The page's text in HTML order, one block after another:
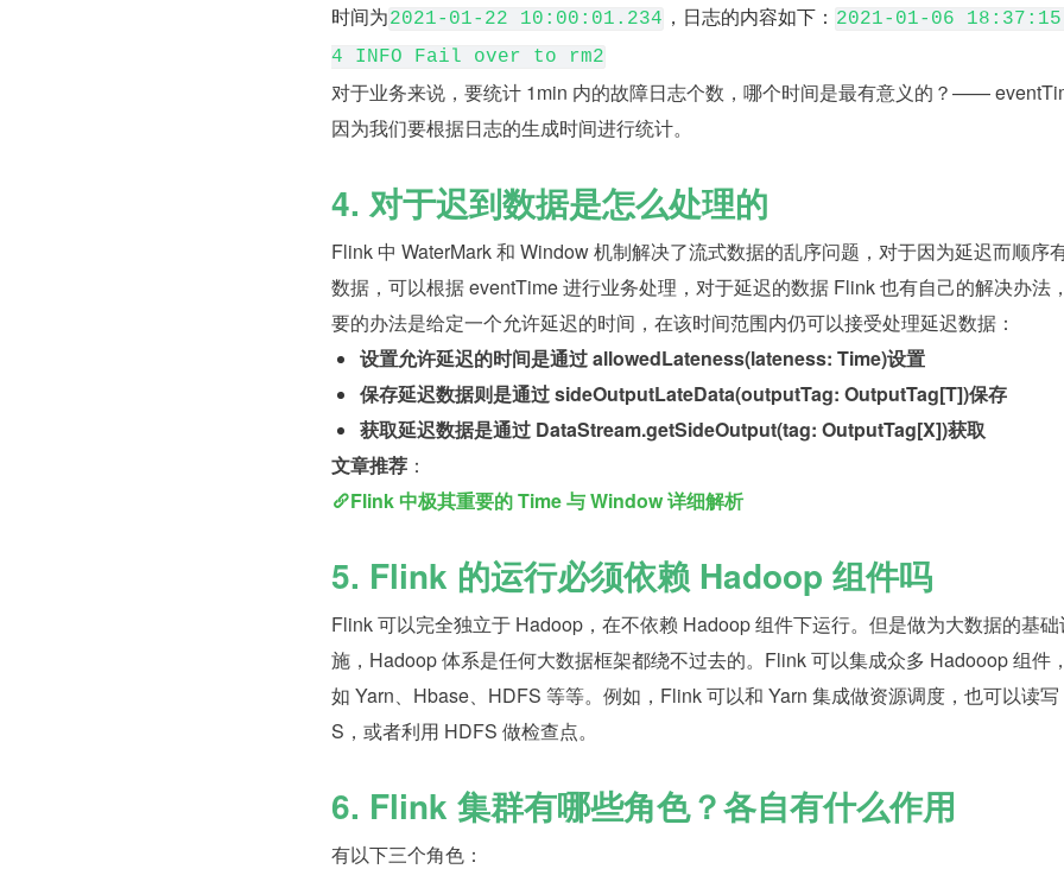
时间为2021-01-22 10:00:01.234 ，日志的内容如下： 2021-01-06
4 INFO Fail over to rm2
对于业务来说，要统计 1min 内的故障日志个数，哪个时间是最有意义的？——
因为我们要根据日志的生成时间进行统计。
4. 对于迟到数据是怎么处理的
Flink 中 WaterMark 和 Window 机制解决了流式数据的乱序问题，对于因为延迟而顺序
数据，可以根据 eventTime 进行业务处理，对于延迟的数据 Flink 也有自己的解决办法
要的办法是给定一个允许延迟的时间，在该时间范围内仍可以接受处理延迟数据：
设置允许延迟的时间是通过 allowedLateness(lateness: Time)设置
保存延迟数据则是通过 sideOutputLateData(outputTag: OutputTag[T])保存
获取延迟数据是通过 DataStream.getSideOutput(tag: OutputTag[X])获取
文章推荐 ：
Flink 中极其重要的 Time 与 Window 详细解析
5. Flink 的运行必须依赖 Hadoop 组件吗
Flink 可以完全独立于 Hadoop，在不依赖 Hadoop 组件下运行。但是做为大数据的基础
施，Hadoop 体系是任何大数据框架都绕不过去的。Flink 可以集成众多 Hadooop 组件
如 Yarn、Hbase、HDFS 等等。例如，Flink 可以和 Yarn 集成做资源调度，也可以读
S，或者利用 HDFS 做检查点。
6. Flink 集群有哪些角色？各自有什么作用
有以下三个角色：